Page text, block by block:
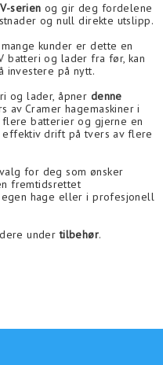
serien og gir deg fordelene
og null direkte utslipp.
kunder er dette en
batteri og lader fra før, kan
investere på nytt.
og lader, åpner denne
av Cramer hagemaskiner i
batterier og gjerne en
drift på tvers av flere
for deg som ønsker
fremtidsrettet
hage eller i profesjonell
undertilbehør.